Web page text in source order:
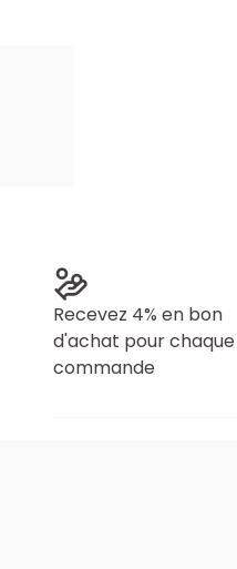
Recevez 4% en bon
d'achat pour chaque
commande